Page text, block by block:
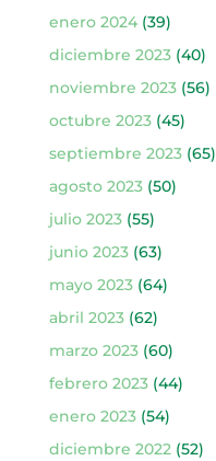
enero 2024(39)
diciembre 2023(40)
noviembre 2023(56)
octubre 2023(45)
septiembre 2023(65)
agosto 2023(50)
julio 2023(55)
junio 2023(63)
mayo 2023(64)
abril 2023(62)
marzo 2023(60)
febrero 2023(44)
enero 2023(54)
diciembre 2022(52)